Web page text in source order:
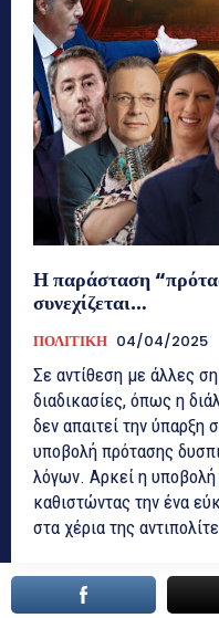
Η παράσταση
συνεχίζεται…
ΠΟΛΙΤΙΚΗ 04/04/2025
Σε αντίθεση με άλλες
διαδικασίες, όπως η
δεν απαιτεί την ύπαρξη
υποβολή πρότασης
λόγων. Αρκεί η
καθιστώντας την ένα
στα χέρια της